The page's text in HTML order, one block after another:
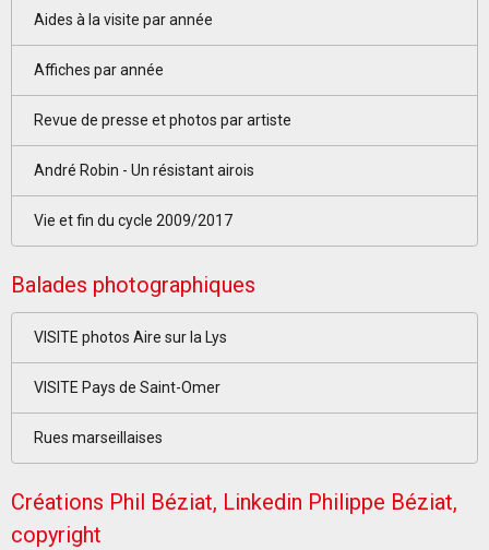
Aides à la visite par année
Affiches par année
Revue de presse et photos par artiste
André Robin - Un résistant airois
Vie et fin du cycle 2009/2017
Balades photographiques
VISITE photos Aire sur la Lys
VISITE Pays de Saint-Omer
Rues marseillaises
Créations Phil Béziat, Linkedin Philippe Béziat,
copyright